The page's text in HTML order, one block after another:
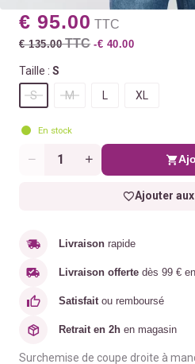
€ 95.00 TTC
€ 135.00TTC -€ 40.00
Taille : S
S
M XL
En stock
Quantité
Ajouter
Livraison rapide
Livraison offerte dès 99 €
Satisfait ou remboursé
Retrait en 2h en magasin
Surchemise de coupe droite à